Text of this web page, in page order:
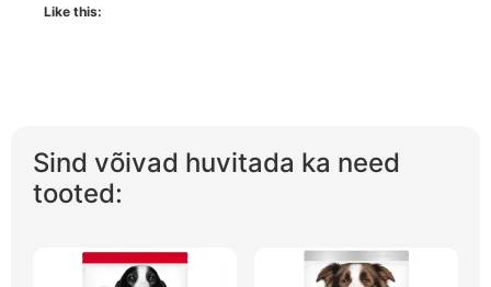
Like this:
Sind võivad huvitada ka need
tooted: